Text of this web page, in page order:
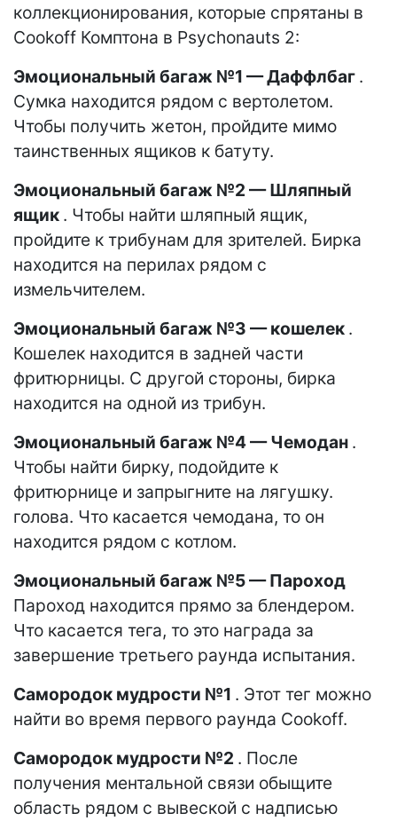
коллекционирования, которые спрятаны в
Cookoff Комптона в Psychonauts 2:
Эмоциональный багаж №1 — Даффлбаг .
Сумка находится рядом с вертолетом.
Чтобы получить жетон, пройдите мимо
таинственных ящиков к батуту.
Эмоциональный багаж №2 — Шляпный
ящик . Чтобы найти шляпный ящик,
пройдите к трибунам для зрителей. Бирка
находится на перилах рядом с
измельчителем.
Эмоциональный багаж №3 — кошелек .
Кошелек находится в задней части
фритюрницы. С другой стороны, бирка
находится на одной из трибун.
Эмоциональный багаж №4 — Чемодан .
Чтобы найти бирку, подойдите к
фритюрнице и запрыгните на лягушку.
голова. Что касается чемодана, то он
находится рядом с котлом.
Эмоциональный багаж №5 — Пароход
Пароход находится прямо за блендером.
Что касается тега, то это награда за
завершение третьего раунда испытания.
Самородок мудрости №1 . Этот тег можно
найти во время первого раунда Cookoff.
Самородок мудрости №2 . После
получения ментальной связи обыщите
область рядом с вывеской с надписью